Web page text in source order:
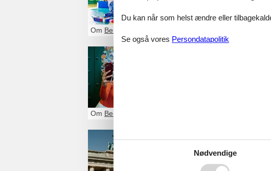
nu og få 20% rabat på
Om Berlin
Om Berlin
Berlin med
Fra interaktive museer og
hele! Her kan I få gys i
Du kan når som helst ændre eller
Se også vores Persondatapolitik
Nødvendige